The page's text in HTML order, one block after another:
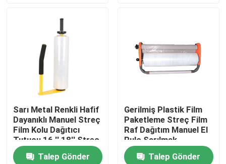
Hakkımızda
Fabrika turu
Kalite kontrol
Bize Ulaşın
Sarı Metal Renkli Hafif
Dayanıklı Manuel Streç
Film Kolu Dağıtıcı
Tutucu 16 '' 18'' Streç
Film
Talep Gönder
Gerilmiş Plastik Film
Paketleme Streç Film
Raf Dağıtım Manuel El
Rulo Sarılmak
Paketleme Makinesi
Talep Gönder